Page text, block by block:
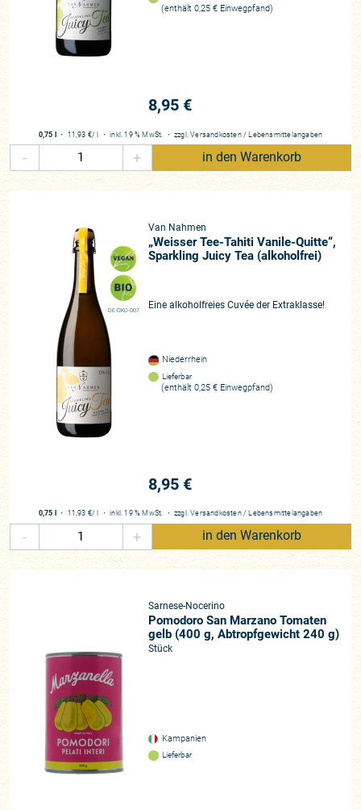
(enthält 0,25 € Einwegpfand)
8,95 €
0,75 l ・ 11,93 €/ l ・inkl. 19 % MwSt. ・ zzgl.Versandkosten / Lebensmittelangaben
- + in den Warenkorb
DE-ÖKO-007
Van Nahmen
„Weisser Tee-Tahiti Vanile-Quitte“,
Sparkling Juicy Tea (alkoholfrei)
Eine alkoholfreies Cuvée der Extraklasse!
Niederrhein
Lieferbar
(enthält 0,25 € Einwegpfand)
8,95 €
0,75 l ・ 11,93 €/ l ・inkl. 19 % MwSt. ・ zzgl.Versandkosten / Lebensmittelangaben
- + in den Warenkorb
Sarnese-Nocerino
Pomodoro San Marzano Tomaten
gelb (400 g, Abtropfgewicht 240 g)
Stück
Kampanien
Lieferbar